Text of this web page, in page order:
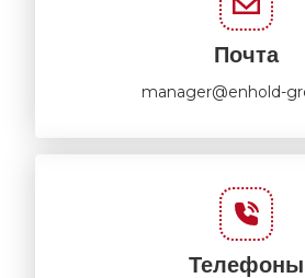
Почта
manager@enhold-
Телефоны